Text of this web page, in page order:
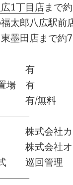
1丁目店まで
福太郎八広駅前
墨田店まで約
有
場 有
有/無料
式会社カ
式会社オー
式 巡回管理